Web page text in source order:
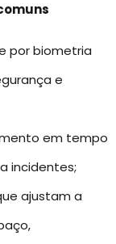
por biometria
e
em tempo
incidentes;
ajustam a